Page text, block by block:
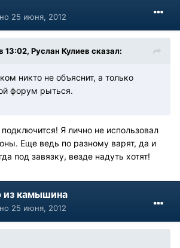
25 июня, 2012
13:02, Руслан Кулиев сказал:
никто не объяснит, а только
форум рыться.
Я лично не использовал
Еще ведь по разному варят, да и
под завязку, везде надуть хотят!
из камышина
25 июня, 2012